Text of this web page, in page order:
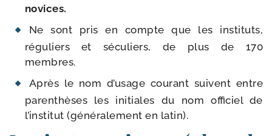
novices.
Ne sont pris en compte que les ins­ti­tuts,
régu­liers et sécu­liers, de plus de 170
membres.
Après le nom d’u­sage cou­rant suivent entre
paren­thèses les ini­tiales du nom offi­ciel de
l’ins­ti­tut (géné­ra­le­ment en latin).